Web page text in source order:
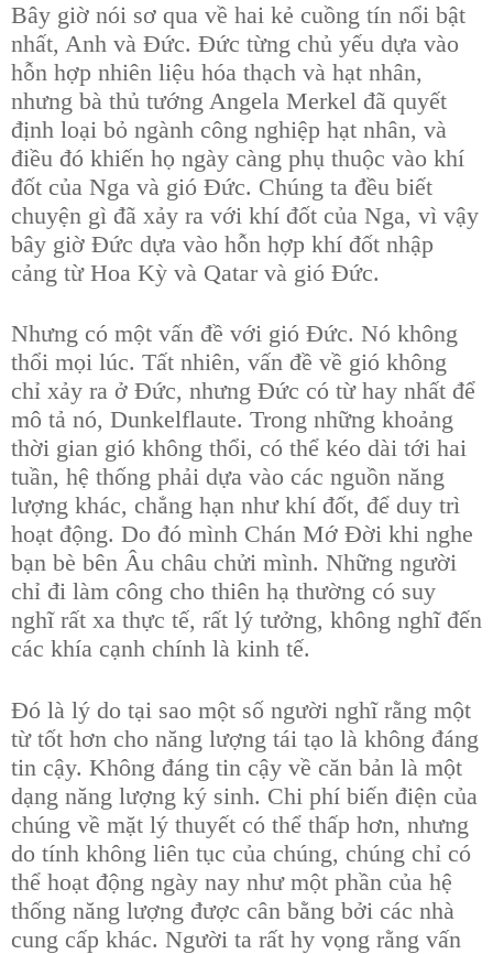
Bây giờ nói sơ qua về hai kẻ cuồng tín nổi bật
nhất, Anh và Đức. Đức từng chủ yếu dựa vào
hỗn hợp nhiên liệu hóa thạch và hạt nhân,
nhưng bà thủ tướng Angela Merkel đã quyết
định loại bỏ ngành công nghiệp hạt nhân, và
điều đó khiến họ ngày càng phụ thuộc vào khí
đốt của Nga và gió Đức. Chúng ta đều biết
chuyện gì đã xảy ra với khí đốt của Nga, vì vậy
bây giờ Đức dựa vào hỗn hợp khí đốt nhập
cảng từ Hoa Kỳ và Qatar và gió Đức.
Nhưng có một vấn đề với gió Đức. Nó không
thổi mọi lúc. Tất nhiên, vấn đề về gió không
chỉ xảy ra ở Đức, nhưng Đức có từ hay nhất để
mô tả nó, Dunkelflaute. Trong những khoảng
thời gian gió không thổi, có thể kéo dài tới hai
tuần, hệ thống phải dựa vào các nguồn năng
lượng khác, chẳng hạn như khí đốt, để duy trì
hoạt động. Do đó mình Chán Mớ Đời khi nghe
bạn bè bên Âu châu chửi mình. Những người
chỉ đi làm công cho thiên hạ thường có suy
nghĩ rất xa thực tế, rất lý tưởng, không nghĩ đến
các khía cạnh chính là kinh tế.
Đó là lý do tại sao một số người nghĩ rằng một
từ tốt hơn cho năng lượng tái tạo là không đáng
tin cậy. Không đáng tin cậy về căn bản là một
dạng năng lượng ký sinh. Chi phí biến điện của
chúng về mặt lý thuyết có thể thấp hơn, nhưng
do tính không liên tục của chúng, chúng chỉ có
thể hoạt động ngày nay như một phần của hệ
thống năng lượng được cân bằng bởi các nhà
cung cấp khác. Người ta rất hy vọng rằng vấn